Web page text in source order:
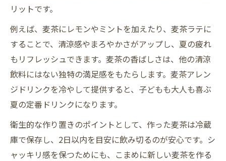
リットです。
例えば、麦茶にレモンやミントを加えたり、麦茶ラテに
することで、清涼感やまろやかさがアップし、夏の疲れ
もリフレッシュできます。麦茶の香ばしさは、他の清涼
飲料にはない独特の満足感をもたらします。麦茶アレン
ジドリンクを冷やして提供すると、子どもも大人も喜ぶ
夏の定番ドリンクになります。
衛生的な作り置きのポイントとして、作った麦茶は冷蔵
庫で保存し、2日以内を目安に飲み切るのが安心です。シ
ャッキリ感を保つためにも、こまめに新しい麦茶を作る